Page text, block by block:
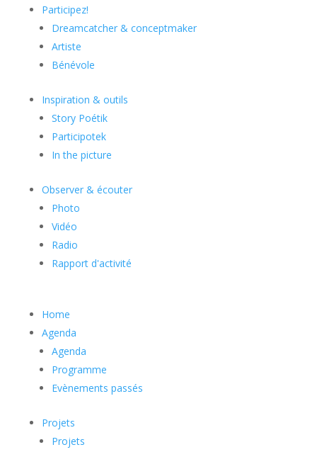
Participez!
Dreamcatcher & conceptmaker
Artiste
Bénévole
Inspiration & outils
Story Poétik
Participotek
In the picture
Observer & écouter
Photo
Vidéo
Radio
Rapport d'activité
Home
Agenda
Agenda
Programme
Evènements passés
Projets
Projets